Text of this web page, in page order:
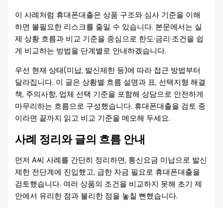
이 사례처럼 휴대폰대출은 상품 구조와 심사 기준을 이해
하면 불필요한 리스크를 줄일 수 있습니다. 본문에서는 실
제 상황 흐름과 비교 기준을 중심으로 한도·금리·조건을 쉽
게 비교하는 방법을 단계별로 안내하겠습니다.
우선 현재 상태(미납, 발신제한 등)에 따라 접근 방법부터
달라집니다. 이 글은 상황별 흐름 설명과 표, 선택지형 해결
책, 주의사항, 업체 선택 기준을 포함해 상담으로 안전하게
마무리하는 흐름으로 구성했습니다. 휴대폰대출을 검토 중
이라면 끝까지 읽고 비교 기준을 메모해 두세요.
사례 정리와 글의 흐름 안내
먼저 A씨 사례를 간단히 정리하면, 통신요금 미납으로 발신
제한 전단계에 진입했고, 급한 자금 필요로 휴대폰대출을
검토했습니다. 여러 상품의 조건을 비교하지 못해 초기 제
안에서 유리한 점과 불리한 점을 놓칠 뻔했습니다.